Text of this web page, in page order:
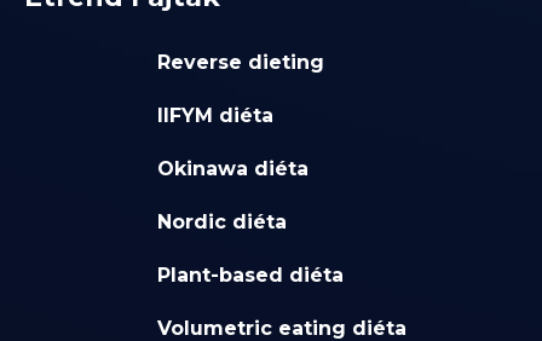
Reverse dieting
IIFYM diéta
Okinawa diéta
Nordic diéta
Plant-based diéta
Volumetric eating diéta